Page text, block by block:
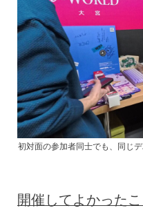
初対面の参加者同士でも、同じ
開催してよかったこ